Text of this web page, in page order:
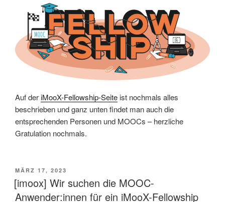
Auf deriMooX-Fellowship-Seite ist nochmals alles
beschrieben und ganz unten findet man auch die
entsprechenden Personen und MOOCs – herzliche
Gratulation nochmals.
VERÖFFENTLICHT
AM
MÄRZ 17, 2023
[imoox] Wir suchen die MOOC-
Anwender:innen für ein iMooX-Fellowship